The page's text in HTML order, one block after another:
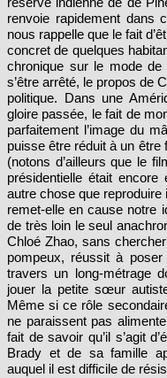
renvoie rapidement dans
nous rappelle que le fait
concret de quelques
chronique sur le mode
s’être arrêté, le propos de
politique. Dans une
gloire passée, le fait de
parfaitement l’image du
puisse être réduit à un
(notons d’ailleurs que le
présidentielle était
autre chose que
remet-elle en cause notre
de très loin le seul
Chloé Zhao, sans
pompeux, réussit à
travers un long-métrage
jouer la petite sœur
Même si ce rôle
ne paraissent pas
fait de savoir qu’il s’agit
Brady et de sa famille
auquel il est difficile de